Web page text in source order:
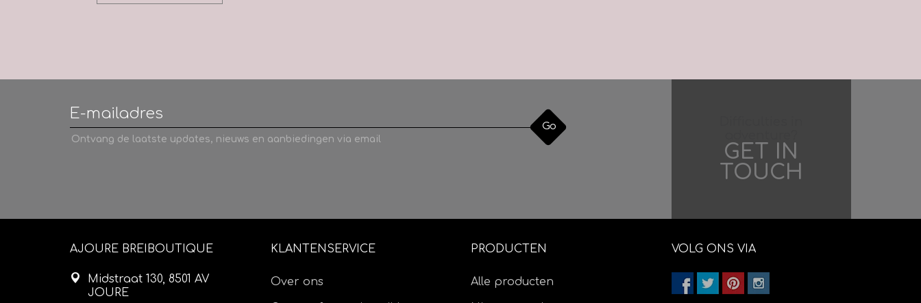
Go
Ontvang de laatste updates, nieuws en aanbiedingen via email
GET IN
TOUCH
AJOURE BREIBOUTIQUE
Midstraat 130, 8501 AV
JOURE
KLANTENSERVICE
Over ons
PRODUCTEN
Alle producten
VOLG ONS VIA